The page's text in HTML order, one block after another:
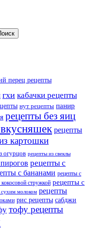
перец рецепты
гхи кабачки рецепты
нут рецепты панир
рецепты без яиц
рецепты
картошки
огурцов рецепты из свеклы
рецепты с
с бананами рецепты с
стружкой рецепты с
сухим молоком рецепты
рис рецепты сабджи
тофу рецепты